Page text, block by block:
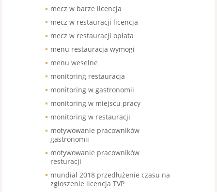
mecz w barze licencja
mecz w restauracji licencja
mecz w restauracji opłata
menu restauracja wymogi
menu weselne
monitoring restauracja
monitoring w gastronomii
monitoring w miejscu pracy
monitoring w restauracji
motywowanie pracowników
gastronomii
motywowanie pracowników
resturacji
mundial 2018 przedłużenie czasu na
zgłoszenie licencja TVP